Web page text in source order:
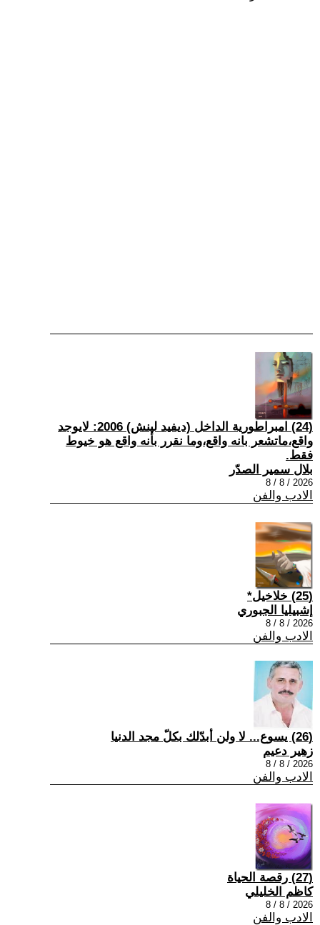
(24) امبراطورية الداخل (ديفيد لينش) 2006: لايوجد
واقع،ماتشعر بانه واقع،وما نقرر بأنه واقع هو خيوط
فقط.
بلال سمير الصدّر
2026 / 8 / 8
الادب والفن
(25) خلاخيل*
إشبيليا الجبوري
2026 / 8 / 8
الادب والفن
(26) يسوع... لا ولن أبدّلك بكلّ مجد الدنيا
زهير دعيم
2026 / 8 / 8
الادب والفن
(27) رقصة الحياة
كاظم الخليلي
2026 / 8 / 8
الادب والفن